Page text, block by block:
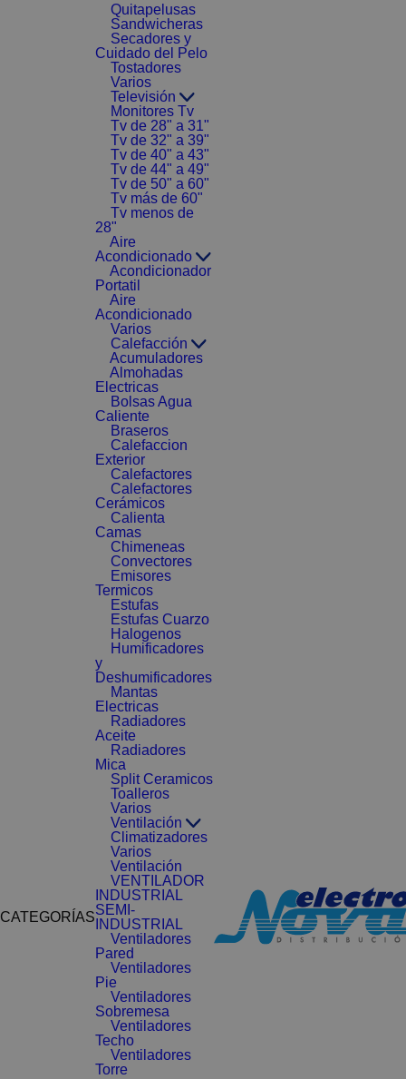
CATEGORÍAS
Quitapelusas
Sandwicheras
Secadores y
Cuidado del Pelo
Tostadores
Varios
Televisión
Monitores Tv
Tv de 28" a 31"
Tv de 32" a 39"
Tv de 40" a 43"
Tv de 44" a 49"
Tv de 50" a 60"
Tv más de 60"
Tv menos de
28"
Aire
Acondicionado
Acondicionador
Portatil
Aire
Acondicionado
Varios
Calefacción
Acumuladores
Almohadas
Electricas
Bolsas Agua
Caliente
Braseros
Calefaccion
Exterior
Calefactores
Calefactores
Cerámicos
Calienta
Camas
Chimeneas
Convectores
Emisores
Termicos
Estufas
Estufas Cuarzo
Halogenos
Humificadores
y
Deshumificadores
Mantas
Electricas
Radiadores
Aceite
Radiadores
Mica
Split Ceramicos
Toalleros
Varios
Ventilación
Climatizadores
Varios
Ventilación
VENTILADOR
INDUSTRIAL
SEMI-
INDUSTRIAL
Ventiladores
Pared
Ventiladores
Pie
Ventiladores
Sobremesa
Ventiladores
Techo
Ventiladores
Torre